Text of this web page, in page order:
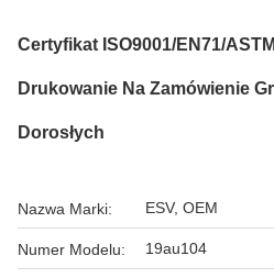
Certyfikat ISO9001/EN71/
Drukowanie Na Zamówienie
Dorosłych
Nazwa Marki: ESV, OEM
Numer Modelu: 19au104